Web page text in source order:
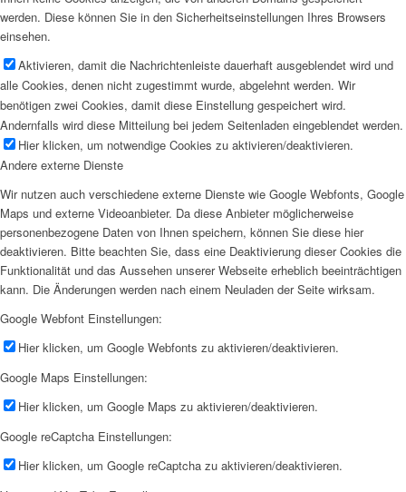
werden. Diese können Sie in den Sicherheitseinstellungen Ihres Browsers
einsehen.
Aktivieren, damit die Nachrichtenleiste dauerhaft ausgeblendet wird und
alle Cookies, denen nicht zugestimmt wurde, abgelehnt werden. Wir
benötigen zwei Cookies, damit diese Einstellung gespeichert wird.
Andernfalls wird diese Mitteilung bei jedem Seitenladen eingeblendet werden.
Hier klicken, um notwendige Cookies zu aktivieren/deaktivieren.
Andere externe Dienste
Wir nutzen auch verschiedene externe Dienste wie Google Webfonts, Google
Maps und externe Videoanbieter. Da diese Anbieter möglicherweise
personenbezogene Daten von Ihnen speichern, können Sie diese hier
deaktivieren. Bitte beachten Sie, dass eine Deaktivierung dieser Cookies die
Funktionalität und das Aussehen unserer Webseite erheblich beeinträchtigen
kann. Die Änderungen werden nach einem Neuladen der Seite wirksam.
Google Webfont Einstellungen:
Hier klicken, um Google Webfonts zu aktivieren/deaktivieren.
Google Maps Einstellungen:
Hier klicken, um Google Maps zu aktivieren/deaktivieren.
Google reCaptcha Einstellungen:
Hier klicken, um Google reCaptcha zu aktivieren/deaktivieren.